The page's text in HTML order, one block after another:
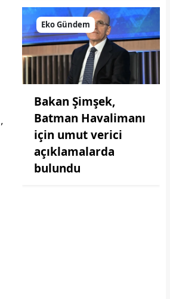
Eko Gündem
Bakan Şimşek,
Batman Havalimanı
için umut verici
açıklamalarda
bulundu